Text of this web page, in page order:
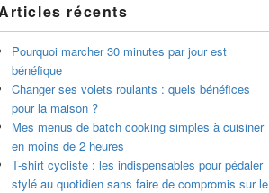
récents
Pourquoi marcher 30 minutes par jour est
bénéfique
Changer ses volets roulants : quels bénéfices
pour la maison ?
Mes menus de batch cooking simples à cuisiner
en moins de 2 heures
T-shirt cycliste : les indispensables pour pédaler
stylé au quotidien sans faire de compromis sur le